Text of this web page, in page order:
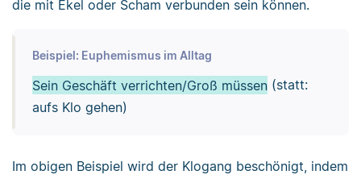
die mit Ekel oder Scham verbunden sein können.
Beispiel: Euphemismus im Alltag
Sein Geschäft verrichten/Groß müssen(statt:
aufs Klo gehen)
Im obigen Beispiel wird der Klogang beschönigt, indem